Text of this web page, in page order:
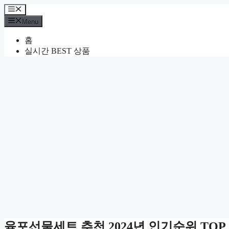
Skip
to
content
Menu
Menu
홈
실시간 BEST 상품
육포선물세트 추천 2024년 인기순위 TOP